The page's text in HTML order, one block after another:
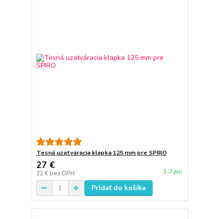
Tesná uzatváracia klapka 125 mm pre SPIRO
27 €
22 € bez DPH 3-7 dní
Pridať do košíka